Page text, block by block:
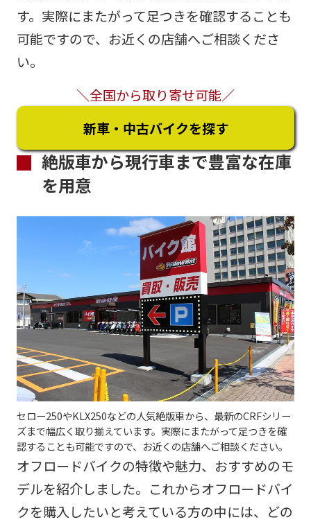
す。実際にまたがって足つきを確認することも
可能ですので、お近くの店舗へご相談くださ
い。
＼全国から取り寄せ可能／
新車・中古バイクを探す
絶版車から現行車まで豊富な在庫
を用意
セロー250やKLX250などの人気絶版車から、最新のCRFシリー
ズまで幅広く取り揃えています。実際にまたがって足つきを確
認することも可能ですので、お近くの店舗へご相談ください。
オフロードバイクの特徴や魅力、おすすめのモ
デルを紹介しました。これからオフロードバイ
クを購入したいと考えている方の中には、どの